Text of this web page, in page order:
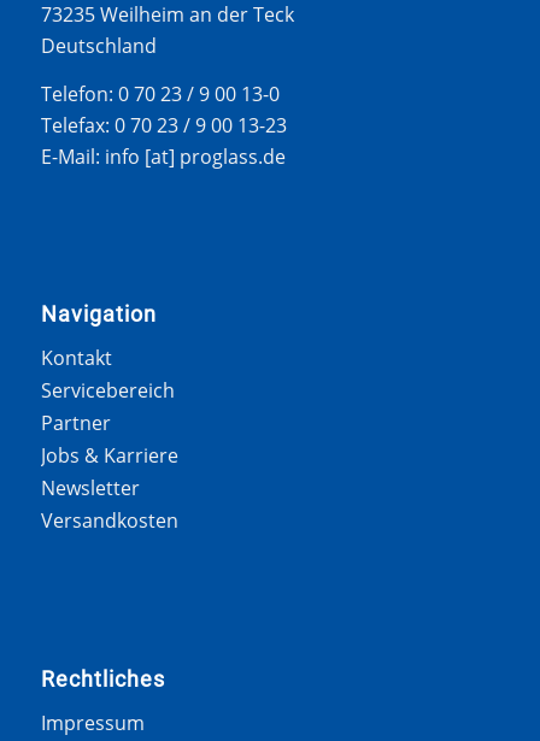
73235 Weilheim an der Teck
Deutschland
Telefon: 0 70 23 / 9 00 13-0
Telefax: 0 70 23 / 9 00 13-23
E-Mail: info [at] proglass.de
Navigation
Kontakt
Servicebereich
Partner
Jobs & Karriere
Newsletter
Versandkosten
Rechtliches
Impressum